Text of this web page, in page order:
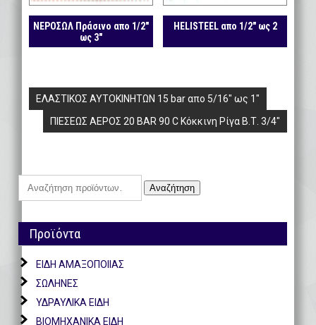
ΝΕΡΟΣΩΛ Πράσινο απο 1/2″
ως 3″
HELISTEEL απο 1/2″ ως 2
Πλοήγηση
άρθρων
ΕΛΑΣΤΙΚΟΣ ΑΥΤΟΚΙΝΗΤΩΝ 15 bar απο 5/16″ ως 1″
ΠΙΕΣΕΩΣ ΑΕΡΟΣ 20 BAR 90 C Κόκκινη Ρίγα Β.Τ. 3/4″
Αναζήτηση
Αναζήτηση
Προϊόντα
ΕΙΔΗ ΑΜΑΞΟΠΟΙΙΑΣ
ΣΩΛΗΝΕΣ
ΥΔΡΑΥΛΙΚΑ ΕΙΔΗ
ΒΙΟΜΗΧΑΝΙΚΑ ΕΙΔΗ